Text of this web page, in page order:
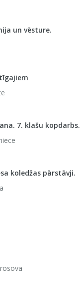
un vēsture.
7. klašu kopdarbs.
koledžas pārstāvji.